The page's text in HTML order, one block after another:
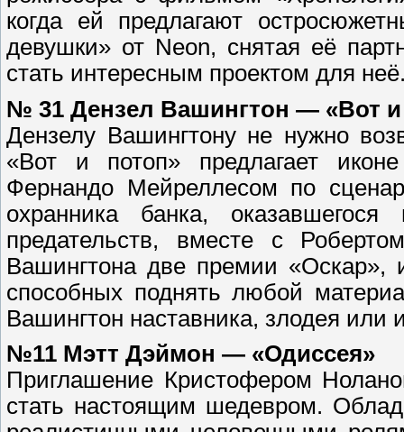
когда ей предлагают
девушки» от Neon, снятая её
стать интересным проектом для
№ 31 Дензел Вашингтон — «Вот и
Дензелу Вашингтону не нужно
«Вот и потоп» предлагает
Фернандо Мейреллесом по
охранника банка,
предательств, вместе с
Вашингтона две премии «Оскар»,
способных поднять любой
Вашингтон наставника, злодея или и
№11 Мэтт Дэймон — «Одиссея»
Приглашение Кристофером
стать настоящим шедевром.